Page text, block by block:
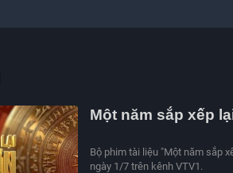
Một năm sắp xếp
Bộ phim tài liệu "Một năm sắp
ngày 1/7 trên kênh VTV1.